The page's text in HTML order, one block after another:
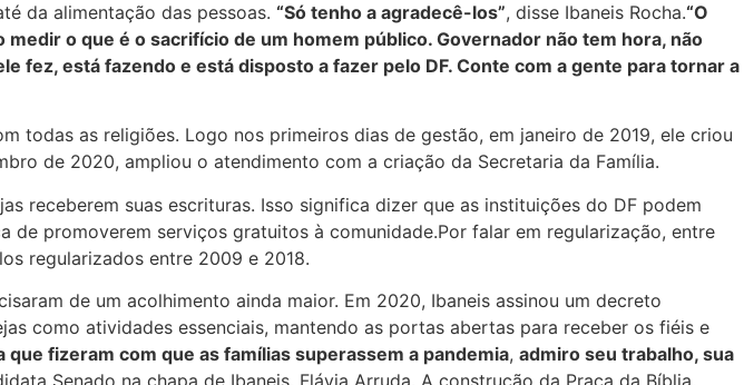
da alimentação das pessoas. “Só tenho a agradecê-los”, disse Ibaneis Rocha.“O
o que é o sacrifício de um homem público. Governador não tem hora, não
está fazendo e está disposto a fazer pelo DF. Conte com a gente para tornar a
todas as religiões. Logo nos primeiros dias de gestão, em janeiro de 2019, ele criou
de 2020, ampliou o atendimento com a criação da Secretaria da Família.
receberem suas escrituras. Isso significa dizer que as instituições do DF podem
de promoverem serviços gratuitos à comunidade.Por falar em regularização, entre
regularizados entre 2009 e 2018.
de um acolhimento ainda maior. Em 2020, Ibaneis assinou um decreto
como atividades essenciais, mantendo as portas abertas para receber os fiéis e
fizeram com que as famílias superassem a pandemia, admiro seu trabalho, sua